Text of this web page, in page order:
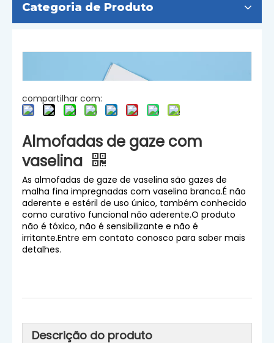
Categoria de Produto
compartilhar com:
Almofadas de gaze com
vaselina
As almofadas de gaze de vaselina são gazes de
malha fina impregnadas com vaselina branca.É não
aderente e estéril de uso único, também conhecido
como curativo funcional não aderente.O produto
não é tóxico, não é sensibilizante e não é
irritante.Entre em contato conosco para saber mais
detalhes.
Descrição do produto